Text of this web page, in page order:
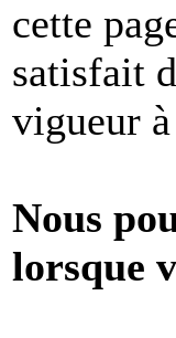
cette
satisfait
vigueur
Nous
lorsque